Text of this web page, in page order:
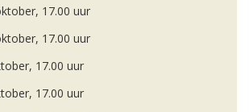
17.00 uur
17.00 uur
17.00 uur
17.00 uur